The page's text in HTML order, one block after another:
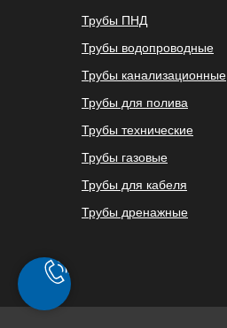
Трубы ПНД
Трубы водопроводные
Трубы канализационные
Трубы для полива
Трубы технические
Трубы газовые
Трубы для кабеля
Трубы дренажные